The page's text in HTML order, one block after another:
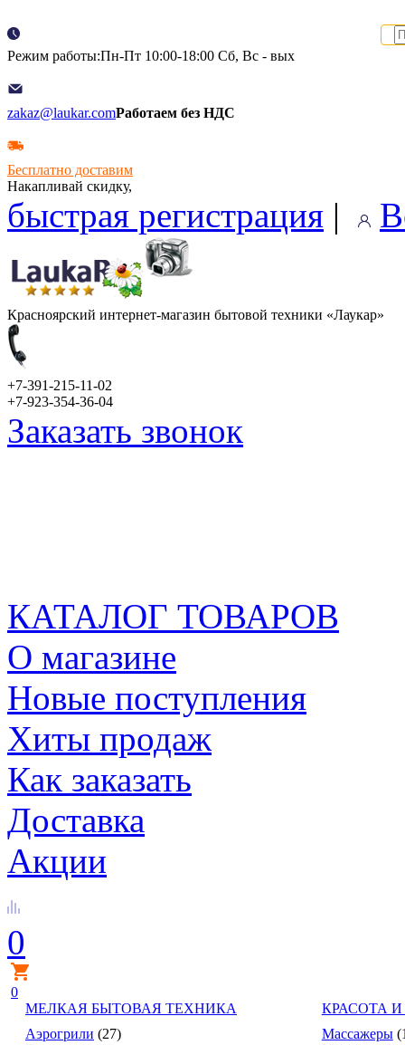
Режим работы:Пн-Пт 10:00-18:00 Сб, Вс - вых
zakaz@laukar.comРаботаем без НДС
Бесплатно доставим
Накапливай скидку,
быстрая регистрация |
Красноярский интернет-магазин бытовой техники «Лаукар»
+7-391-215-11-02
+7-923-354-36-04
Заказать звонок
КАТАЛОГ ТОВАРОВ
О магазине
Новые поступления
Хиты продаж
Как заказать
Доставка
Акции
0
0
МЕЛКАЯ БЫТОВАЯ ТЕХНИКА
Аэрогрили (27)
КРАСОТА И
Массажеры